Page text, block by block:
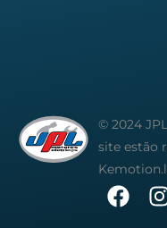
© 2024
site estão